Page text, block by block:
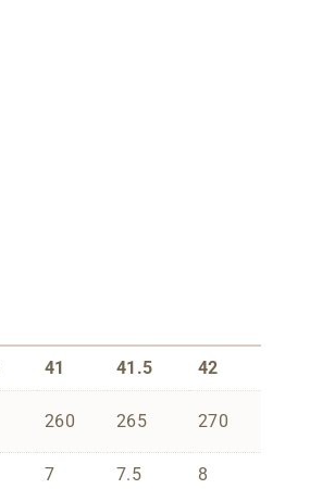
41 41.5 42
260 265 270
7 7.5 8